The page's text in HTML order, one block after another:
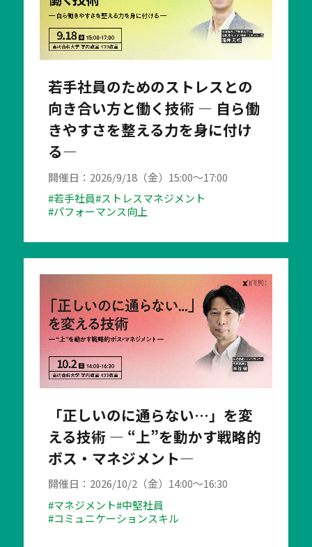
若手社員のためのストレスとの
向き合い方と働く技術 ― 自ら働
きやすさを整える力を身に付け
る―
開催日：2026/9/18（金）15:00～17:00
#若手社員#ストレスマネジメント
#パフォーマンス向上
「正しいのに通らない…」を変
える技術 ― “上”を動かす戦略的
ボス・マネジメント―
開催日：2026/10/2（金）14:00～16:30
#マネジメント#中堅社員
#コミュニケーションスキル